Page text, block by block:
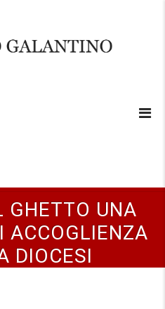
GHETTO UNA
ACCOGLIENZA
DIOCESI